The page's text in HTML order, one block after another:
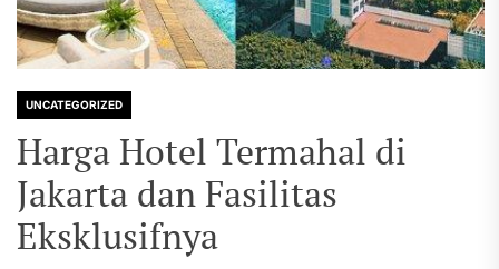
UNCATEGORIZED
Harga Hotel Termahal di
Jakarta dan Fasilitas
Eksklusifnya